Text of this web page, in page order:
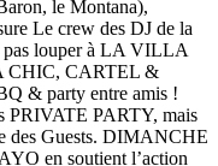
le Montana),
Le crew des DJ de la
pas louper à LA VILLA
CHIC, CARTEL &
& party entre amis !
PRIVATE PARTY, mais
des Guests. DIMANCHE
en soutient l’action